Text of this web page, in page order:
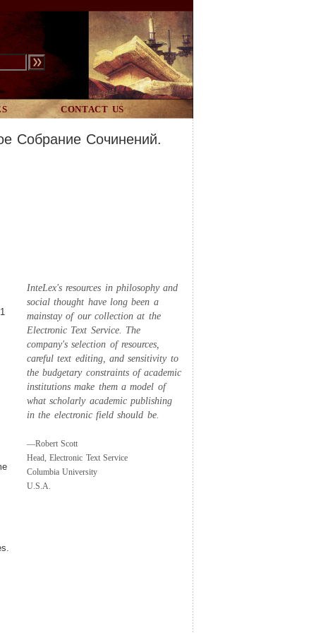
CONTACT US
Собрание Сочинений.
InteLex's resources in philosophy and
social thought have long been a
mainstay of our collection at the
Electronic Text Service. The
company's selection of resources,
careful text editing, and sensitivity to
the budgetary constraints of academic
institutions make them a model of
what scholarly academic publishing
in the electronic field should be.
—Robert Scott
Head, Electronic Text Service
Columbia University
U.S.A.